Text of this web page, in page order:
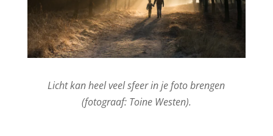
Licht kan heel veel sfeer in je foto brengen
(fotograaf: Toine Westen).